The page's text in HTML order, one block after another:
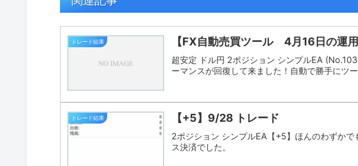
トレード結果 【FX自動売買ツール 4月16日の運用
超安定 ドル円 2ポジション シンプルEA
ーマンスが回復して来ました！自動で勝手にツ
トレード結果 【+5】9/28 トレード
2ポジション シンプルEA【+5】ほんのわずか
ス決済でした。